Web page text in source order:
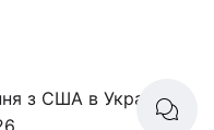
з США в Україну|